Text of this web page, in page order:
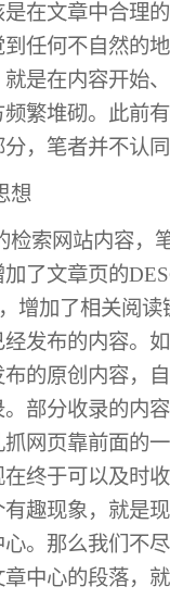
在文章中合理
任何不自然的
是在内容开始
繁堆砌。此前
，笔者并不认
想
索网站内容，
了文章页的
增加了相关阅
发布的内容。
的原创内容，
部分收录的内
网页靠前面的
终于可以及时
趣现象，就是
。那么我们不
中心的段落，